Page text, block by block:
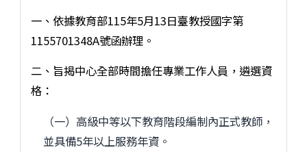
一、依據教育部115年5月13日臺教授國字第
1155701348A號函辦理。
二、旨揭中心全部時間擔任專業工作人員，遴選資
格：
（一）高級中等以下教育階段編制內正式教師，
並具備5年以上服務年資。